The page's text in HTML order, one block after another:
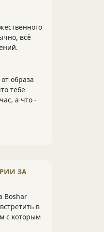
всё
образа
тебе
а что -
ЗА
Boshar
в
с которым